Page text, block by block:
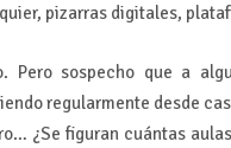
pizarras digitales,
Pero sospecho que a
regularmente desde
¿Se figuran cuántas